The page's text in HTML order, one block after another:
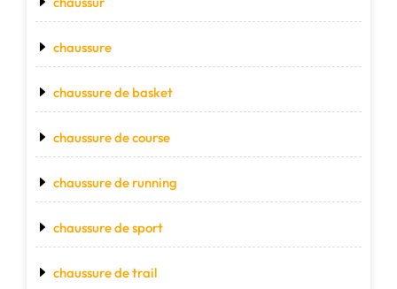
chaussure
chaussure de basket
chaussure de course
chaussure de running
chaussure de sport
chaussure de trail